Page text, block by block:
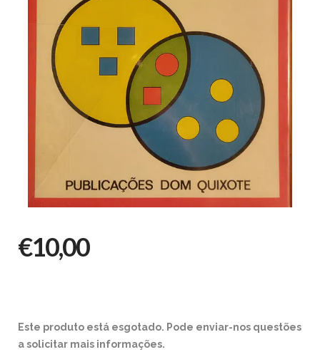
€10,00
Este produto está esgotado. Pode enviar-nos questões
a solicitar mais informações.